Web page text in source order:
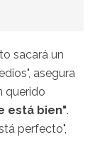
sacará un
asegura
querido
está bien".
perfecto",